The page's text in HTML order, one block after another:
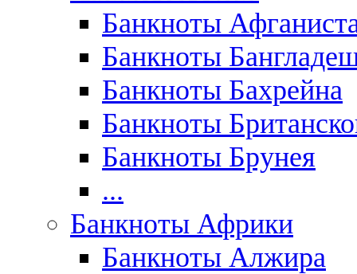
Банкноты
Банкноты
Банкноты Бахрейна
Банкноты
Банкноты Брунея
...
Банкноты Африки
Банкноты Алжира